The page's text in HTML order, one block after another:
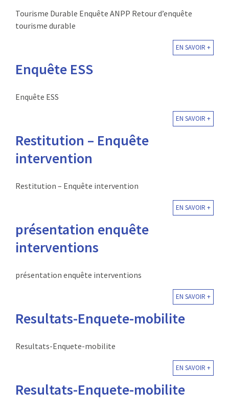
Tourisme Durable Enquête ANPP Retour d’enquête
tourisme durable
EN SAVOIR +
Enquête ESS
Enquête ESS
EN SAVOIR +
Restitution – Enquête
intervention
Restitution – Enquête intervention
EN SAVOIR +
présentation enquête
interventions
présentation enquête interventions
EN SAVOIR +
Resultats-Enquete-mobilite
Resultats-Enquete-mobilite
EN SAVOIR +
Resultats-Enquete-mobilite